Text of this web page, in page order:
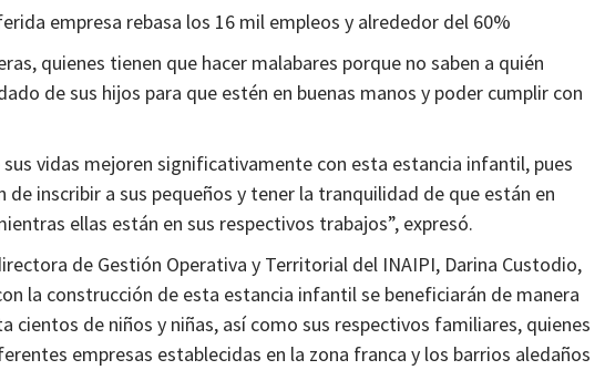
empresa rebasa los 16 mil empleos y alrededor del 60%
quienes tienen que hacer malabares porque no saben a quién
de sus hijos para que estén en buenas manos y poder cumplir con
sus vidas mejoren significativamente con esta estancia infantil, pues
de inscribir a sus pequeños y tener la tranquilidad de que están en
ellas están en sus respectivos trabajos”, expresó.
de Gestión Operativa y Territorial del INAIPI, Darina Custodio,
la construcción de esta estancia infantil se beneficiarán de manera
cientos de niños y niñas, así como sus respectivos familiares, quienes
empresas establecidas en la zona franca y los barrios aledaños